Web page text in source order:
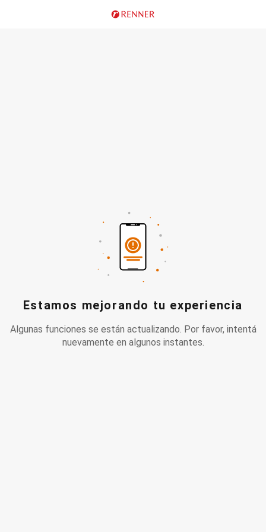
Estamos mejorando tu experiencia
Algunas funciones se están actualizando. Por favor, intentá
nuevamente en algunos instantes.